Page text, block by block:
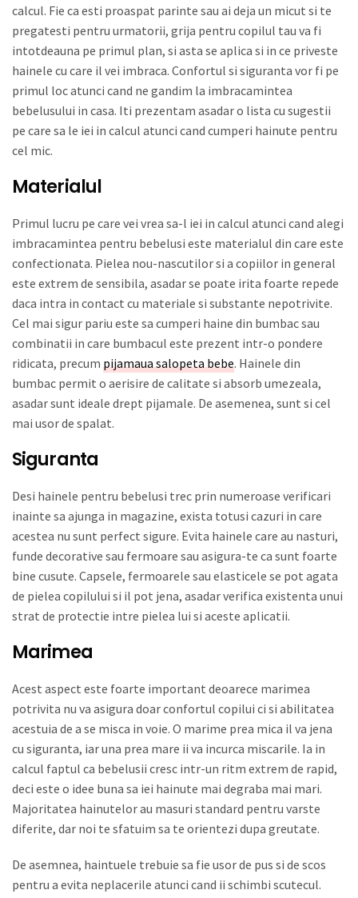
calcul. Fie ca esti proaspat parinte sau ai deja un micut si te
pregatesti pentru urmatorii, grija pentru copilul tau va fi
intotdeauna pe primul plan, si asta se aplica si in ce priveste
hainele cu care il vei imbraca. Confortul si siguranta vor fi pe
primul loc atunci cand ne gandim la imbracamintea
bebelusului in casa. Iti prezentam asadar o lista cu sugestii
pe care sa le iei in calcul atunci cand cumperi hainute pentru
cel mic.
Materialul
Primul lucru pe care vei vrea sa-l iei in calcul atunci cand alegi
imbracamintea pentru bebelusi este materialul din care este
confectionata. Pielea nou-nascutilor si a copiilor in general
este extrem de sensibila, asadar se poate irita foarte repede
daca intra in contact cu materiale si substante nepotrivite.
Cel mai sigur pariu este sa cumperi haine din bumbac sau
combinatii in care bumbacul este prezent intr-o pondere
ridicata, precum pijamaua salopeta bebe. Hainele din
bumbac permit o aerisire de calitate si absorb umezeala,
asadar sunt ideale drept pijamale. De asemenea, sunt si cel
mai usor de spalat.
Siguranta
Desi hainele pentru bebelusi trec prin numeroase verificari
inainte sa ajunga in magazine, exista totusi cazuri in care
acestea nu sunt perfect sigure. Evita hainele care au nasturi,
funde decorative sau fermoare sau asigura-te ca sunt foarte
bine cusute. Capsele, fermoarele sau elasticele se pot agata
de pielea copilului si il pot jena, asadar verifica existenta unui
strat de protectie intre pielea lui si aceste aplicatii.
Marimea
Acest aspect este foarte important deoarece marimea
potrivita nu va asigura doar confortul copilui ci si abilitatea
acestuia de a se misca in voie. O marime prea mica il va jena
cu siguranta, iar una prea mare ii va incurca miscarile. Ia in
calcul faptul ca bebelusii cresc intr-un ritm extrem de rapid,
deci este o idee buna sa iei hainute mai degraba mai mari.
Majoritatea hainutelor au masuri standard pentru varste
diferite, dar noi te sfatuim sa te orientezi dupa greutate.
De asemnea, haintuele trebuie sa fie usor de pus si de scos
pentru a evita neplacerile atunci cand ii schimbi scutecul.